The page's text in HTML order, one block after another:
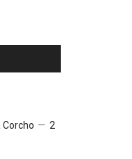
Corcho
2